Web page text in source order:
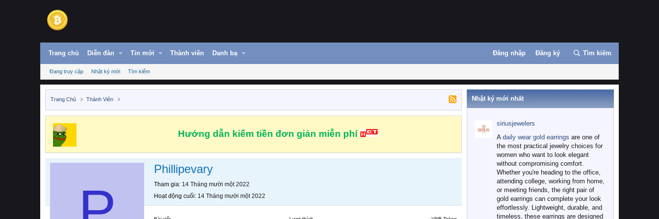
Trang chủ Diễn đàn Tin mới Thành viên Danh bạ Đăng nhập Đăng ký Tìm kiếm
Đang truy cập Nhật ký mới Tìm kiếm
Trang Chủ Thành Viên
Hướng dẫn kiếm tiền đơn giản miễn phí
Phillipevary
Tham gia 14 Tháng mười một 2022
Hoạt động cuối 14 Tháng mười một 2022
Nhật ký mới nhất
siriusjewelers
A daily wear gold earrings are one of
the most practical jewelry choices for
women who want to look elegant
without compromising comfort.
Whether you're heading to the office,
attending college, working from home,
or meeting friends, the right pair of
gold earrings can complete your look
effortlessly. Lightweight, durable, and
timeless, these earrings are designed